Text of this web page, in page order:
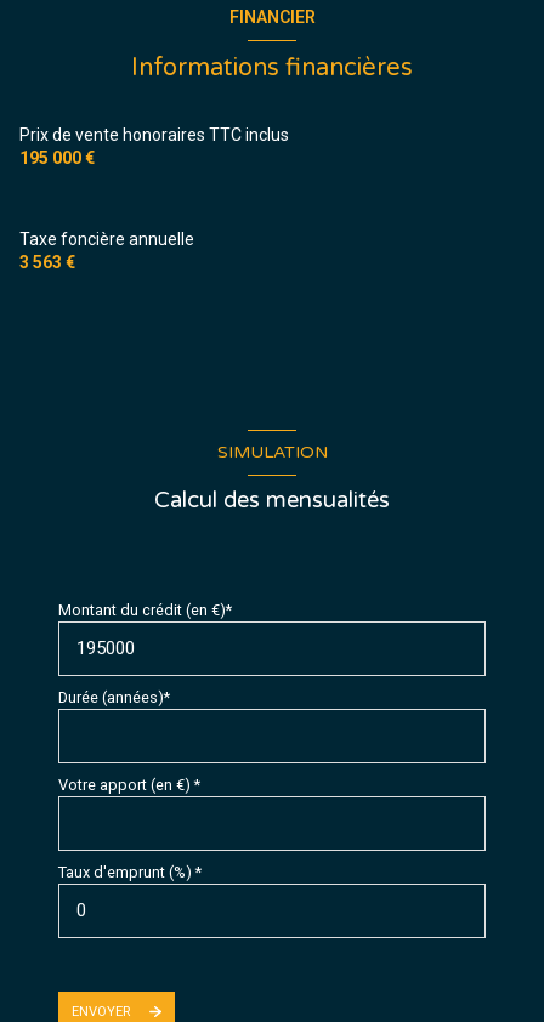
FINANCIER
Informations financières
Prix de vente honoraires TTC inclus
195 000 €
Taxe foncière annuelle
3 563 €
SIMULATION
Calcul des mensualités
Montant du crédit (en €)*
Durée (années)*
Votre apport (en €) *
Taux d'emprunt (%) *
ENVOYER